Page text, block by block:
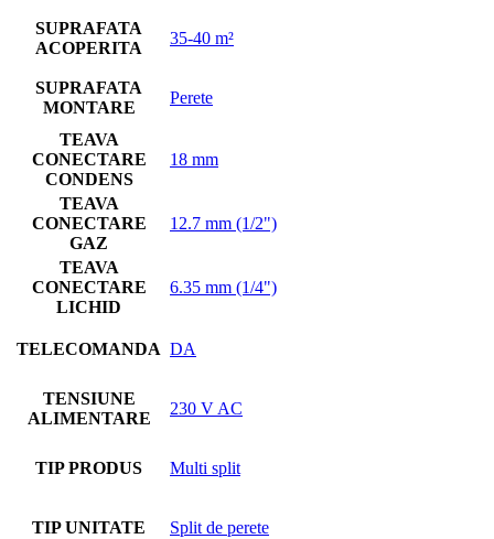
SUPRAFATA
ACOPERITA
35-40 m²
SUPRAFATA
MONTARE
Perete
TEAVA
CONECTARE
CONDENS
18 mm
TEAVA
CONECTARE
GAZ
12.7 mm (1/2")
TEAVA
CONECTARE
LICHID
6.35 mm (1/4")
TELECOMANDA DA
TENSIUNE
ALIMENTARE
230 V AC
TIP PRODUS Multi split
TIP UNITATE Split de perete